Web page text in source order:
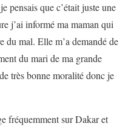
pensais que c’était juste une
j’ai informé ma maman qui
du mal. Elle m’a demandé de
du mari de ma grande
très bonne moralité donc je
fréquemment sur Dakar et